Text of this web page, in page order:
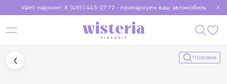
Valet-паркинг: 8 (495) 445-27-72 - припаркуем ваш автомобиль
Бесплатная доставка при заказе от 15 000 ₽
Установите приложение, чтобы покупки были еще удобнее
Похожие